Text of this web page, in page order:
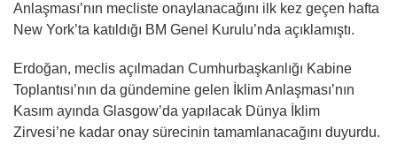
Anlaşması’nın mecliste onaylanacağını ilk kez geçen hafta
New York’ta katıldığı BM Genel Kurulu’nda açıklamıştı.
Erdoğan, meclis açılmadan Cumhurbaşkanlığı Kabine
Toplantısı’nın da gündemine gelen İklim Anlaşması’nın
Kasım ayında Glasgow’da yapılacak Dünya İklim
Zirvesi’ne kadar onay sürecinin tamamlanacağını duyurdu.